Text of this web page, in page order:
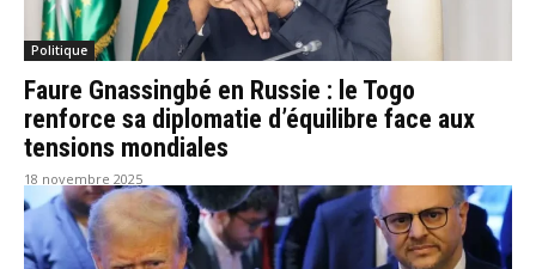
Politique
Faure Gnassingbé en Russie : le Togo
renforce sa diplomatie d’équilibre face aux
tensions mondiales
18 novembre 2025